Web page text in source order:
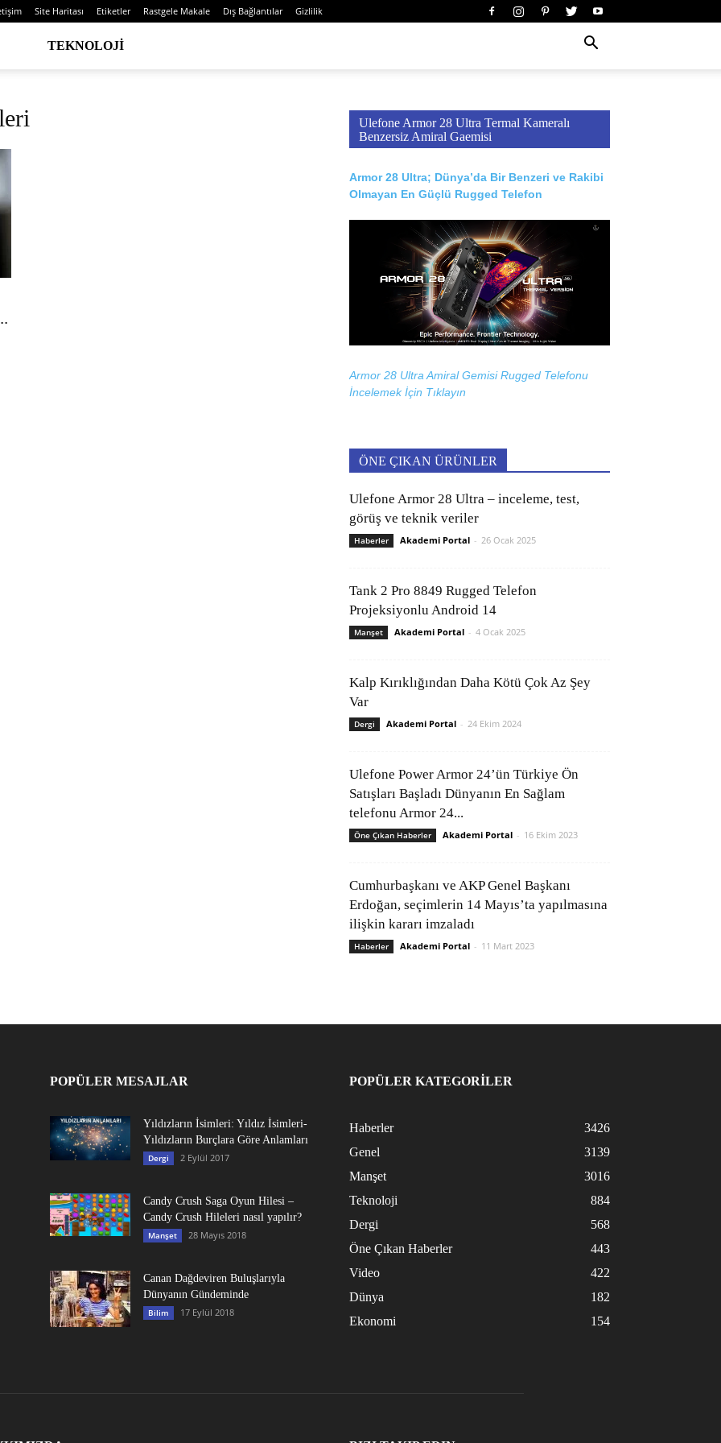
Site Haritası Etiketler Rastgele Makale Dış Bağlantılar Gizlilik
TEKNOLOJI
Ulefone Armor 28 Ultra Termal Kameralı
Benzersiz Amiral Gaemisi
Armor 28 Ultra; Dünya’da Bir Benzeri ve Rakibi
Olmayan En Güçlü Rugged Telefon
Armor 28 Ultra Amiral Gemisi Rugged Telefonu
İncelemek İçin Tıklayın
ÖNE ÇIKAN ÜRÜNLER
Ulefone Armor 28 Ultra – inceleme, test,
görüş ve teknik veriler
Haberler Akademi Portal - 26 Ocak 2025
Tank 2 Pro 8849 Rugged Telefon
Projeksiyonlu Android 14
Manşet Akademi Portal - 4 Ocak 2025
Kalp Kırıklığından Daha Kötü Çok Az Şey
Var
Dergi Akademi Portal - 24 Ekim 2024
Ulefone Power Armor 24’ün Türkiye Ön
Satışları Başladı Dünyanın En Sağlam
telefonu Armor 24...
Öne Çıkan Haberler Akademi Portal - 16 Ekim 2023
Cumhurbaşkanı ve AKP Genel Başkanı
Erdoğan, seçimlerin 14 Mayıs’ta yapılmasına
ilişkin kararı imzaladı
Haberler Akademi Portal - 11 Mart 2023
POPÜLER MESAJLAR
Yıldızların İsimleri: Yıldız İsimleri-
Yıldızların Burçlara Göre Anlamları
Dergi 2 Eylül 2017
Candy Crush Saga Oyun Hilesi –
Candy Crush Hileleri nasıl yapılır?
Manşet 28 Mayıs 2018
Canan Dağdeviren Buluşlarıyla
Dünyanın Gündeminde
Bilim 17 Eylül 2018
POPÜLER KATEGORİLER
Haberler
3426
Genel
3139
Manşet
3016
Teknoloji
884
Dergi
568
Öne Çıkan Haberler
443
Video
422
Dünya
182
Ekonomi
154